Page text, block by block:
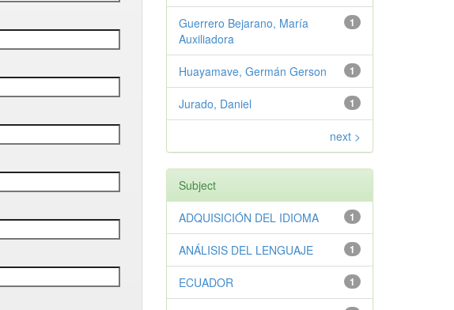
1
Guerrero Bejarano, María
Auxiliadora
1
Huayamave, Germán Gerson
1
Jurado, Daniel
next >
Subject
1
ADQUISICIÓN DEL IDIOMA
1
ANÁLISIS DEL LENGUAJE
1
ECUADOR